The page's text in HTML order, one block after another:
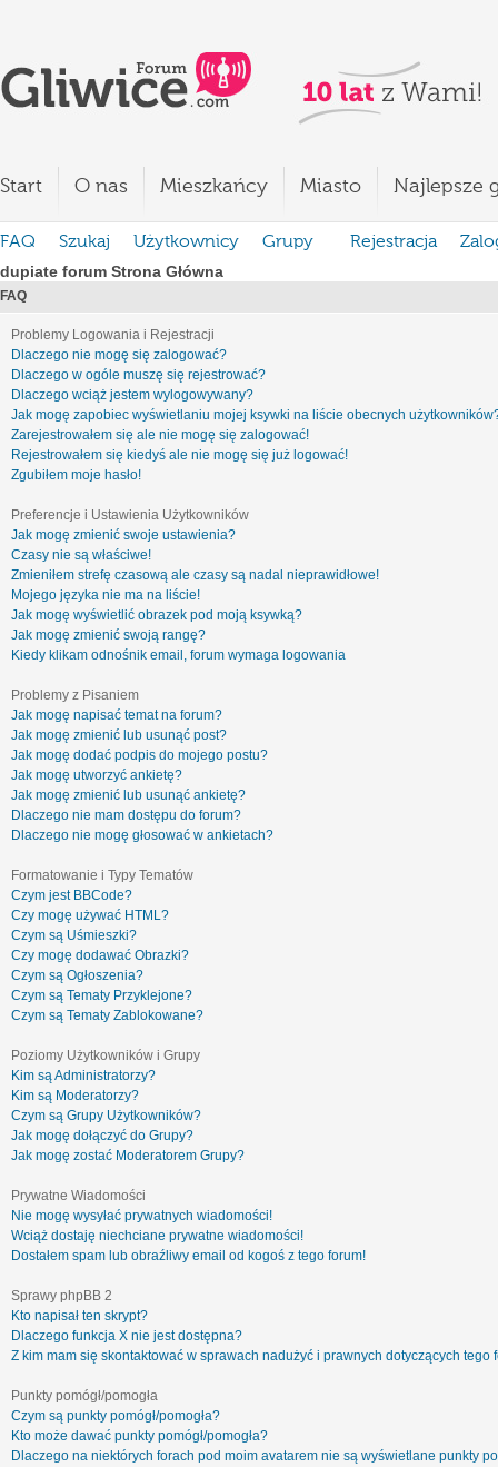
Start O nas Mieszkańcy Miasto Najlepsze
FAQ Szukaj Użytkownicy Grupy Rejestracja
dupiate forum Strona Główna
FAQ
Problemy Logowania i Rejestracji
Dlaczego nie mogę się zalogować?
Dlaczego w ogóle muszę się rejestrować?
Dlaczego wciąż jestem wylogowywany?
Jak mogę zapobiec wyświetlaniu mojej ksywki na liście obecnych
Zarejestrowałem się ale nie mogę się zalogować!
Rejestrowałem się kiedyś ale nie mogę się już logować!
Zgubiłem moje hasło!
Preferencje i Ustawienia Użytkowników
Jak mogę zmienić swoje ustawienia?
Czasy nie są właściwe!
Zmieniłem strefę czasową ale czasy są nadal nieprawidłowe!
Mojego języka nie ma na liście!
Jak mogę wyświetlić obrazek pod moją ksywką?
Jak mogę zmienić swoją rangę?
Kiedy klikam odnośnik email, forum wymaga logowania
Problemy z Pisaniem
Jak mogę napisać temat na forum?
Jak mogę zmienić lub usunąć post?
Jak mogę dodać podpis do mojego postu?
Jak mogę utworzyć ankietę?
Jak mogę zmienić lub usunąć ankietę?
Dlaczego nie mam dostępu do forum?
Dlaczego nie mogę głosować w ankietach?
Formatowanie i Typy Tematów
Czym jest BBCode?
Czy mogę używać HTML?
Czym są Uśmieszki?
Czy mogę dodawać Obrazki?
Czym są Ogłoszenia?
Czym są Tematy Przyklejone?
Czym są Tematy Zablokowane?
Poziomy Użytkowników i Grupy
Kim są Administratorzy?
Kim są Moderatorzy?
Czym są Grupy Użytkowników?
Jak mogę dołączyć do Grupy?
Jak mogę zostać Moderatorem Grupy?
Prywatne Wiadomości
Nie mogę wysyłać prywatnych wiadomości!
Wciąż dostaję niechciane prywatne wiadomości!
Dostałem spam lub obraźliwy email od kogoś z tego forum!
Sprawy phpBB 2
Kto napisał ten skrypt?
Dlaczego funkcja X nie jest dostępna?
Z kim mam się skontaktować w sprawach nadużyć i prawnych dotyczących tego
Punkty pomógł/pomogła
Czym są punkty pomógł/pomogła?
Kto może dawać punkty pomógł/pomogła?
Dlaczego na niektórych forach pod moim avatarem nie są wyświetlane punkty